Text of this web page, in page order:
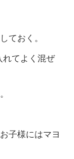
ておく。
てよく混ぜ
子様にはマヨ